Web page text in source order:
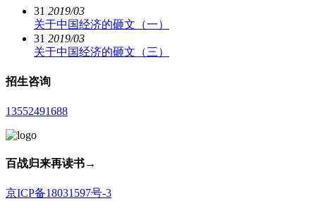
31 2019/03
关于中国经济的砸文（一）
31 2019/03
关于中国经济的砸文（三）
招生咨询
13552491688
百战归来再读书→
京ICP备18031597号-3